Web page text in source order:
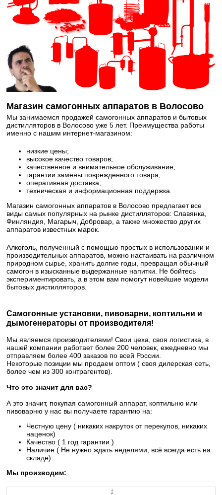
Магазин самогонных аппаратов в Волосово
Мы занимаемся продажей самогонных аппаратов и бытовых
дистилляторов в Волосово уже 5 лет. Преимущества работы
именно с нашим интернет-магазином:
низкие цены;
высокое качество товаров;
качественное и внимательное обслуживание;
гарантии замены поврежденного товара;
оперативная доставка;
техническая и информационная поддержка.
Магазин самогонных аппаратов в Волосово предлагает все
виды самых популярных на рынке дистилляторов: Славянка,
Финляндия, Магарыч, Добровар, а также множество других
аппаратов известных марок.
Алкоголь, полученный с помощью простых в использовании и
производительных аппаратов, можно настаивать на различном
природном сырье, хранить долгие годы, превращая обычный
самогон в изысканные выдержанные напитки. Не бойтесь
экспериментировать, а в этом вам помогут новейшие модели
бытовых дистилляторов.
Самогонные установки, пивоварни, коптильни и
дымогенераторы от производителя!
Мы являемся производителями! Свои цеха, своя логистика, в
нашей компании работает более 200 человек, ежедневно мы
отправляем более 400 заказов по всей России.
Некоторые позиции мы продаем оптом ( своя дилерская сеть,
более чем из 300 контрагентов).
Что это значит для вас?
А это значит, покупая самогонный аппарат, коптильню или
пивоварню у нас вы получаете гарантию на:
Честную цену ( никаких накруток от перекупов, никаких
наценок)
Качество ( 1 год гарантии )
Наличие ( Не нужно ждать неделями, всё всегда есть на
складе)
Мы производим: